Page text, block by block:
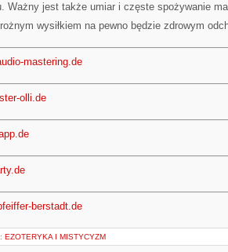
Ważny jest także umiar i częste spożywanie
wysiłkiem na pewno będzie zdrowym
mastering.de
olli.de
berstadt.de
EZOTERYKA I MISTYCYZM